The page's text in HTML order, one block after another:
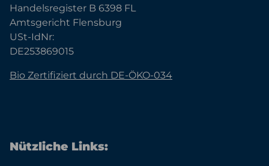
Handelsregister B 6398 FL
Amtsgericht Flensburg
USt-IdNr:
DE253869015
Bio Zertifiziert durch DE-ÖKO-034
Nützliche Links: